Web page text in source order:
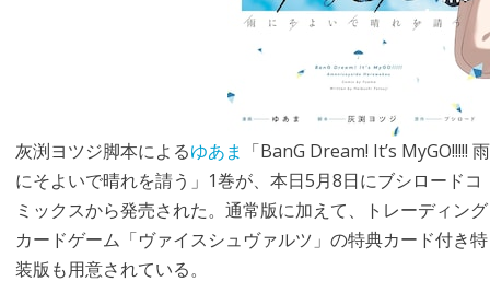
灰渕ヨツジ脚本によるゆあま 「BanG Dream! It’s MyGO!!!!! 雨
にそよいで晴れを請う」1巻が、本日5月8日にブシロードコ
ミックスから発売された。通常版に加えて、トレーディング
カードゲーム「ヴァイスシュヴァルツ」の特典カード付き特
装版も用意されている。